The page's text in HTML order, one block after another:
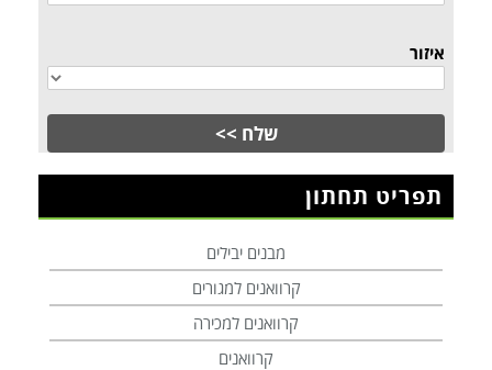
איזור
תפריט תחתון
מבנים יבילים
קרוואנים למגורים
קרוואנים למכירה
קרוואנים